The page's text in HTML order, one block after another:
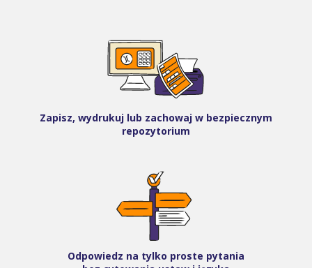
Zapisz, wydrukuj lub zachowaj w bezpiecznym
repozytorium
Odpowiedz na tylko proste pytania